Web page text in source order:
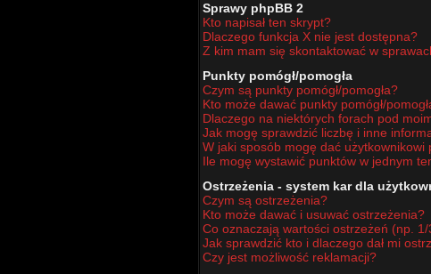
Sprawy phpBB 2
Kto napisał ten skrypt?
Dlaczego funkcja X nie jest dostępna?
Z kim mam się skontaktować w
Punkty pomógł/pomogła
Czym są punkty pomógł/pomogła?
Kto może dawać punkty pomógł/
Dlaczego na niektórych forach pod
Jak mogę sprawdzić liczbę i inne
W jaki sposób mogę dać użytkownikowi
Ile mogę wystawić punktów w jednym
Ostrzeżenia - system kar dla
Czym są ostrzeżenia?
Kto może dawać i usuwać ostrzeżenia?
Co oznaczają wartości ostrzeżeń (np.
Jak sprawdzić kto i dlaczego dał mi
Czy jest możliwość reklamacji?